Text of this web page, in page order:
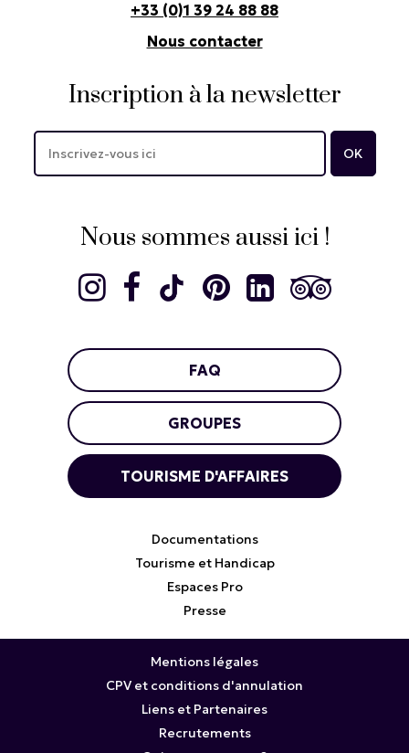
+33 (0)1 39 24 88 88
Nous contacter
Inscription à la newsletter
Nous sommes aussi ici !
FAQ
GROUPES
TOURISME D'AFFAIRES
Documentations
Tourisme et Handicap
Espaces Pro
Presse
Mentions légales
CPV et conditions d'annulation
Liens et Partenaires
Recrutements